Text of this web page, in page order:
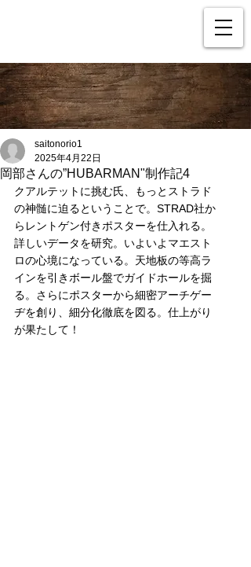
岡部さんの”HUBARMAN"制作記4
saitonorio1
2025年4月22日
クアルテットに挑む氏、もっとストラド
の神髄に迫るということで。STRAD社か
らレントゲン付きポスターを仕入れる。
詳しいデータを研究。いよいよマエスト
ロの心境になっている。天地板の等高ラ
インを引きボール盤でガイドホールを掘
る。さらにポスターから細密アーチゲー
ヂを創り、細分化徹底を図る。仕上がり
が果たして！